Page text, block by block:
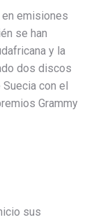
en emisiones
se han
y la
dos discos
con el
Grammy
sus